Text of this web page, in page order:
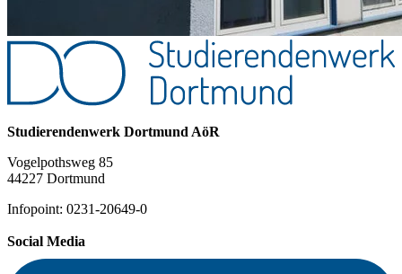
Studierendenwerk Dortmund AöR
Vogelpothsweg 85
44227 Dortmund
Infopoint: 0231-20649-0
Social Media